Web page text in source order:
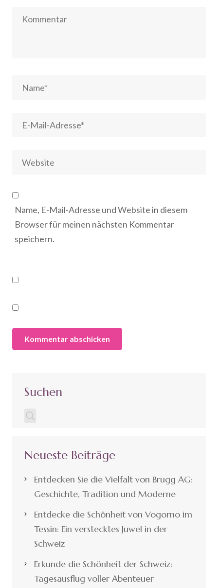
Name, E-Mail-Adresse und Website in diesem
Browser für meinen nächsten Kommentar
speichern.
Suchen
Neueste Beiträge
Entdecken Sie die Vielfalt von Brugg AG:
Geschichte, Tradition und Moderne
Entdecke die Schönheit von Vogorno im
Tessin: Ein verstecktes Juwel in der
Schweiz
Erkunde die Schönheit der Schweiz:
Tagesausflug voller Abenteuer